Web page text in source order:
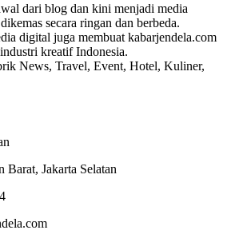
dari blog dan kini menjadi media
secara ringan dan berbeda.
digital juga membuat kabarjendela.com
kreatif Indonesia.
News, Travel, Event, Hotel, Kuliner,
Jakarta Selatan